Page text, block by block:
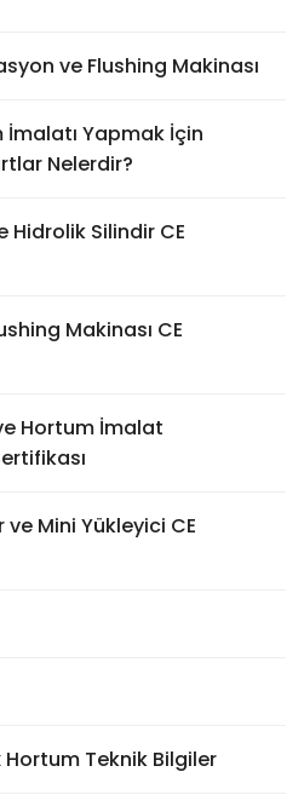
ve Flushing Makinası
Yapmak İçin
Nelerdir?
Hidrolik Silindir CE
Makinası CE
Hortum İmalat
Mini Yükleyici CE
Hortum Teknik Bilgiler